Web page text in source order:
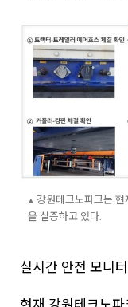
▲ 강원테크노파크는
을 실증하고 있다.
실시간 안전 모니